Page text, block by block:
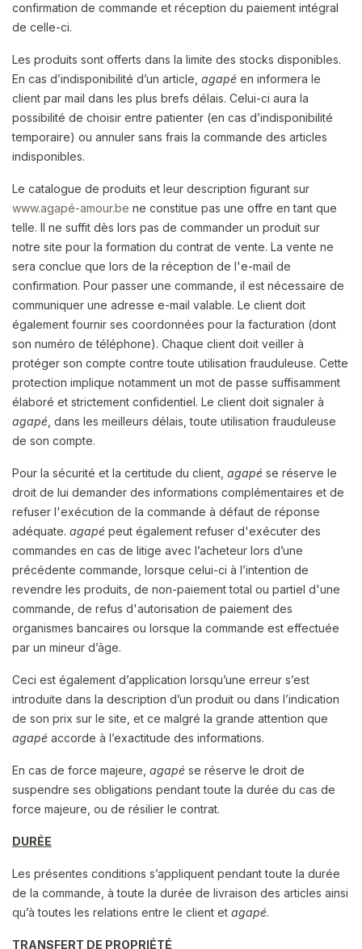
confirmation de commande et réception du paiement intégral
de celle-ci.
Les produits sont offerts dans la limite des stocks disponibles.
En cas d’indisponibilité d’un article, agapé en informera le
client par mail dans les plus brefs délais. Celui-ci aura la
possibilité de choisir entre patienter (en cas d’indisponibilité
temporaire) ou annuler sans frais la commande des articles
indisponibles.
Le catalogue de produits et leur description figurant sur
www.agapé-amour.be ne constitue pas une offre en tant que
telle. Il ne suffit dès lors pas de commander un produit sur
notre site pour la formation du contrat de vente. La vente ne
sera conclue que lors de la réception de l'e-mail de
confirmation. Pour passer une commande, il est nécessaire de
communiquer une adresse e-mail valable. Le client doit
également fournir ses coordonnées pour la facturation (dont
son numéro de téléphone). Chaque client doit veiller à
protéger son compte contre toute utilisation frauduleuse. Cette
protection implique notamment un mot de passe suffisamment
élaboré et strictement confidentiel. Le client doit signaler à
agapé , dans les meilleurs délais, toute utilisation frauduleuse
de son compte.
Pour la sécurité et la certitude du client, agapé se réserve le
droit de lui demander des informations complémentaires et de
refuser l'exécution de la commande à défaut de réponse
adéquate. agapé peut également refuser d'exécuter des
commandes en cas de litige avec l’acheteur lors d’une
précédente commande, lorsque celui-ci à l’intention de
revendre les produits, de non-paiement total ou partiel d'une
commande, de refus d'autorisation de paiement des
organismes bancaires ou lorsque la commande est effectuée
par un mineur d’âge.
Ceci est également d’application lorsqu’une erreur s’est
introduite dans la description d’un produit ou dans l’indication
de son prix sur le site, et ce malgré la grande attention que
agapé accorde à l’exactitude des informations.
En cas de force majeure, agapé se réserve le droit de
suspendre ses obligations pendant toute la durée du cas de
force majeure, ou de résilier le contrat.
DURÉE
Les présentes conditions s’appliquent pendant toute la durée
de la commande, à toute la durée de livraison des articles ainsi
qu’à toutes les relations entre le client et agapé.
TRANSFERT DE PROPRIÉTÉ